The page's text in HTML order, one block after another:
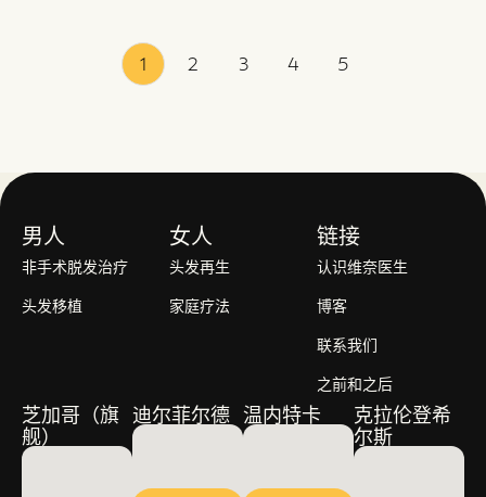
1 2 3 4 5
男人
非手术脱发治疗
头发移植
女人
头发再生
家庭疗法
链接
认识维奈医生
博客
联系我们
之前和之后
芝加哥（旗
舰）
迪尔菲尔德 温内特卡
克拉伦登希
尔斯